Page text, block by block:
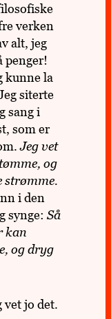
verken
alt, jeg
penger!
kunne la
siterte
sang i
som er
Jeg vet
ømme, og
strømme.
i den
synge: Så
kan
og dryg
vet jo det.